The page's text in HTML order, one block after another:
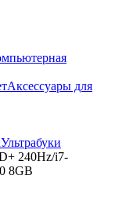
Аксессуары для
Ультрабуки
240Hz/i7-
8GB